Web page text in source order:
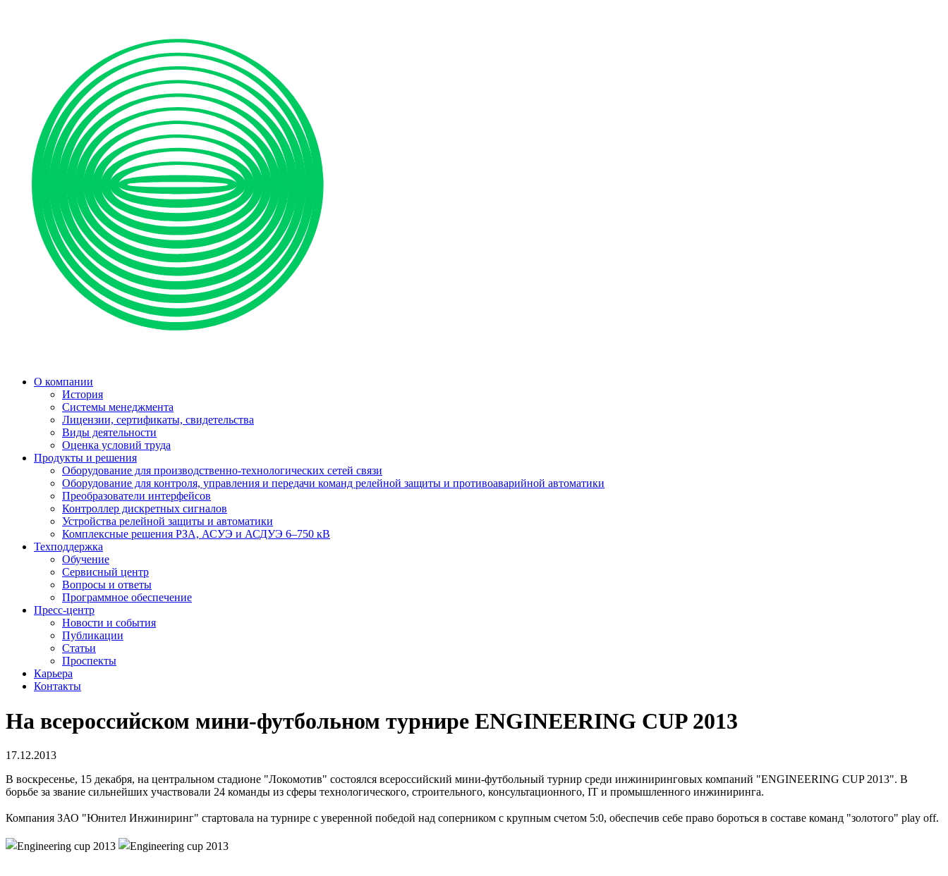
О компании
История
Системы менеджмента
Лицензии, сертификаты, свидетельства
Виды деятельности
Оценка условий труда
Продукты и решения
Оборудование для производственно-технологических сетей связи
Оборудование для контроля, управления и передачи команд релейной защиты и противоаварийной автоматики
Преобразователи интерфейсов
Контроллер дискретных сигналов
Устройства релейной защиты и автоматики
Комплексные решения РЗА, АСУЭ и АСДУЭ 6–750 кВ
Техподдержка
Обучение
Сервисный центр
Вопросы и ответы
Программное обеспечение
Пресс-центр
Новости и события
Публикации
Статьи
Проспекты
Карьера
Контакты
На всероссийском мини-футбольном турнире ENGINEERING CUP 2013
17.12.2013
В воскресенье, 15 декабря, на центральном стадионе "Локомотив" состоялся всероссийский мини-футбольный турнир среди инжиниринговых компаний "ENGINEERING CUP 2013". В
борьбе за звание сильнейших участвовали 24 команды из сферы технологического, строительного, консультационного, IT и промышленного инжиниринга.
Компания ЗАО "Юнител Инжиниринг" стартовала на турнире с уверенной победой над соперником с крупным счетом 5:0, обеспечив себе право бороться в составе команд "золотого" play off.